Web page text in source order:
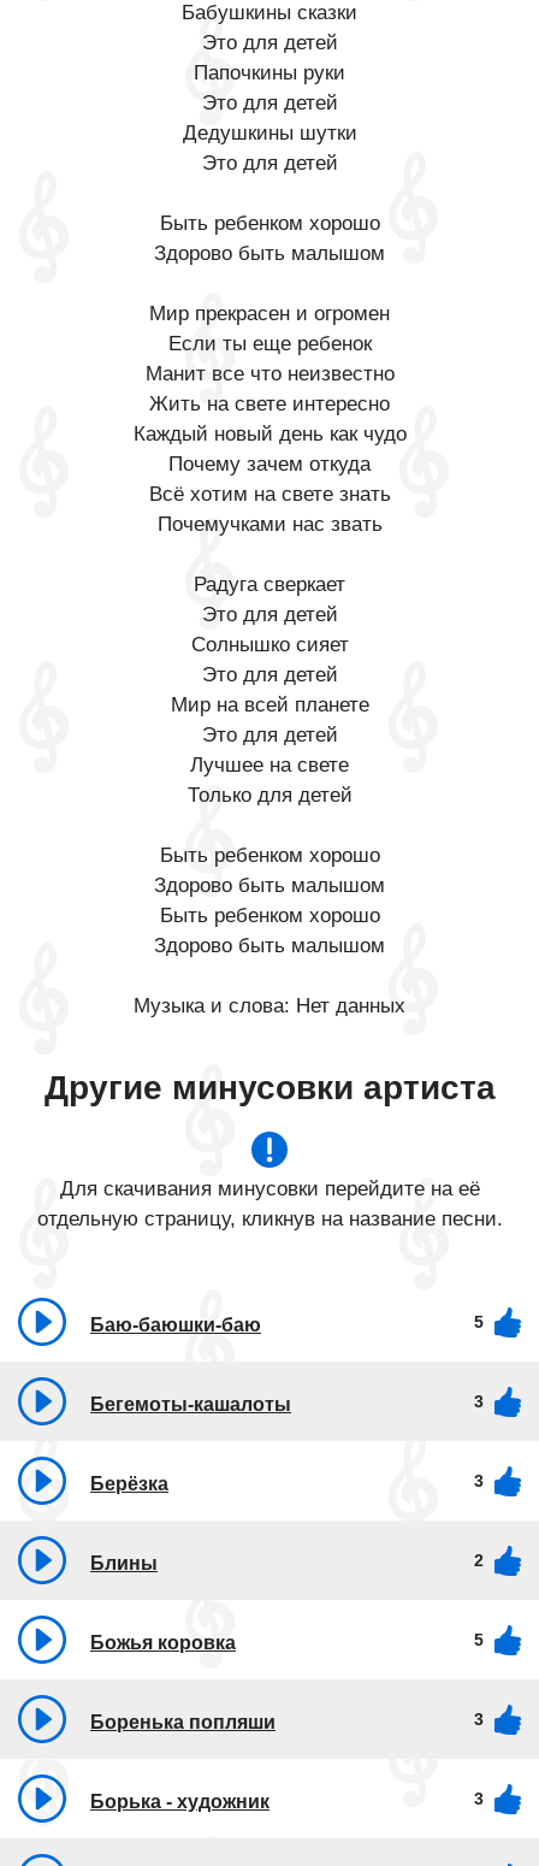
Бабушкины сказки
Это для детей
Папочкины руки
Это для детей
Дедушкины шутки
Это для детей
Быть ребенком хорошо
Здорово быть малышом
Мир прекрасен и огромен
Если ты еще ребенок
Манит все что неизвестно
Жить на свете интересно
Каждый новый день как чудо
Почему зачем откуда
Всё хотим на свете знать
Почемучками нас звать
Радуга сверкает
Это для детей
Солнышко сияет
Это для детей
Мир на всей планете
Это для детей
Лучшее на свете
Только для детей
Быть ребенком хорошо
Здорово быть малышом
Быть ребенком хорошо
Здорово быть малышом
Музыка и слова: Нет данных
Другие минусовки артиста
Для скачивания минусовки перейдите на её
отдельную страницу, кликнув на название песни.
Баю-баюшки-баю 5
Бегемоты-кашалоты 3
Берёзка 3
Блины 2
Божья коровка 5
Боренька попляши 3
Борька - художник 3